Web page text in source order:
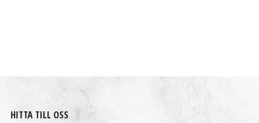
HITTA TILL OSS